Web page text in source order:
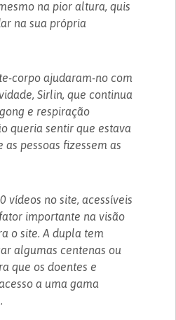
na pior altura, quis
na sua própria
corpo ajudaram-no com
Sirlin, que continua
e respiração
queria sentir que estava
as pessoas fizessem as
vídeos no site, acessíveis
importante na visão
o site. A dupla tem
algumas centenas ou
que os doentes e
a uma gama